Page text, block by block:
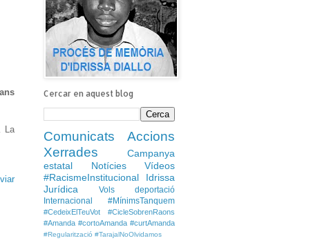
La
Cercar en aquest blog
Comunicats
Accions
Xerrades
Campanya
estatal
Notícies
Vídeos
#RacismeInstitucional
Idrissa
Jurídica
Vols deportació
Internacional
#MínimsTanquem
#CedeixElTeuVot
#CicleSobrenRaons
#Amanda #cortoAmanda #curtAmanda
#Regularització #TarajalNoOlvidamos